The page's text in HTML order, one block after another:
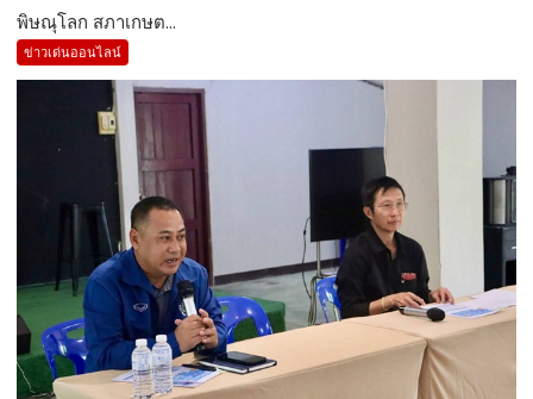
พิษณุโลก สภาเกษต...
ข่าวเด่นออนไลน์